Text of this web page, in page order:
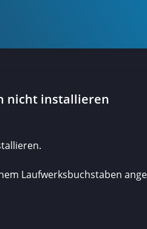
nicht installieren
Laufwerksbuchstaben